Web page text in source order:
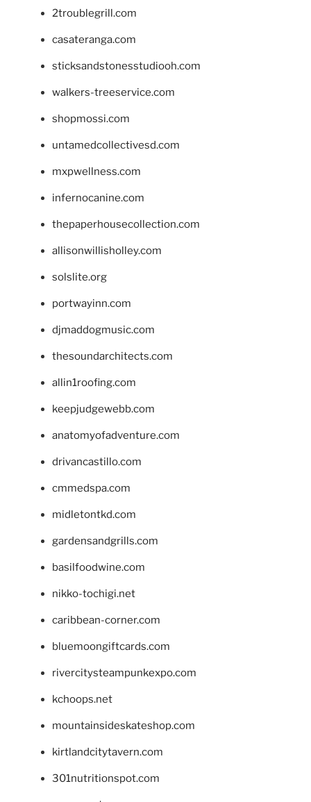
2troublegrill.com
casateranga.com
sticksandstonesstudiooh.com
walkers-treeservice.com
shopmossi.com
untamedcollectivesd.com
mxpwellness.com
infernocanine.com
thepaperhousecollection.com
allisonwillisholley.com
solslite.org
portwayinn.com
djmaddogmusic.com
thesoundarchitects.com
allin1roofing.com
keepjudgewebb.com
anatomyofadventure.com
drivancastillo.com
cmmedspa.com
midletontkd.com
gardensandgrills.com
basilfoodwine.com
nikko-tochigi.net
caribbean-corner.com
bluemoongiftcards.com
rivercitysteampunkexpo.com
kchoops.net
mountainsideskateshop.com
kirtlandcitytavern.com
301nutritionspot.com